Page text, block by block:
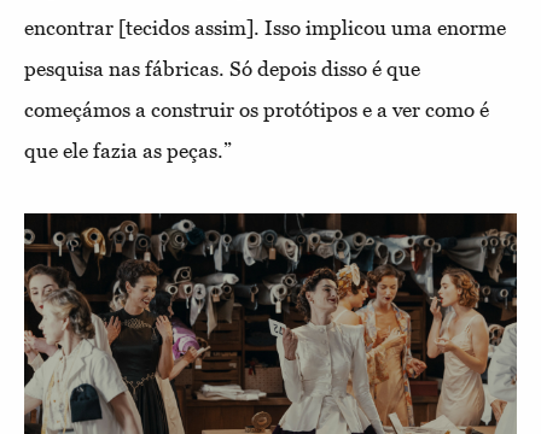
encontrar [tecidos assim]. Isso implicou uma enorme
pesquisa nas fábricas. Só depois disso é que
começámos a construir os protótipos e a ver como é
que ele fazia as peças.”